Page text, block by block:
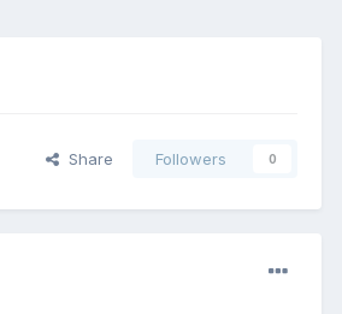
Share Followers 0